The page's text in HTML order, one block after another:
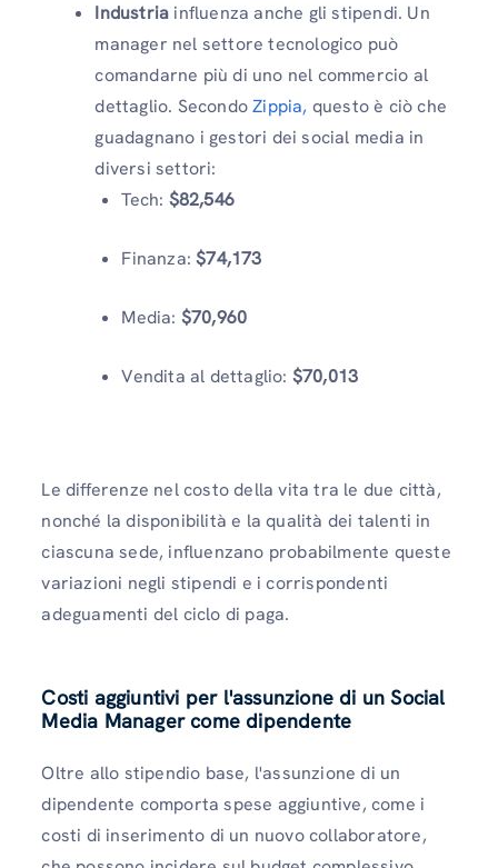
Industria influenza anche gli stipendi. Un
manager nel settore tecnologico può
comandarne più di uno nel commercio al
dettaglio. SecondoZippia, questo è ciò che
guadagnano i gestori dei social media in
diversi settori:
Tech: $82,546
Finanza:$74,173
Media: $70,960
Vendita al dettaglio: $70,013
Le differenze nel costo della vita tra le due città,
nonché la disponibilità e la qualità dei talenti in
ciascuna sede, influenzano probabilmente queste
variazioni negli stipendi e i corrispondenti
adeguamenti del ciclo di paga.
Costi aggiuntivi per l'assunzione di un Social
Media Manager come dipendente
Oltre allo stipendio base, l'assunzione di un
dipendente comporta spese aggiuntive, come i
costi di inserimento di un nuovo collaboratore,